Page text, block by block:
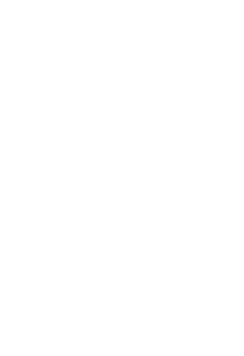
ステムズフィールドサービス 様
ールのプリザンター導入により半期で
を削減。サブスク方式のアプリ構築・
にも注力。